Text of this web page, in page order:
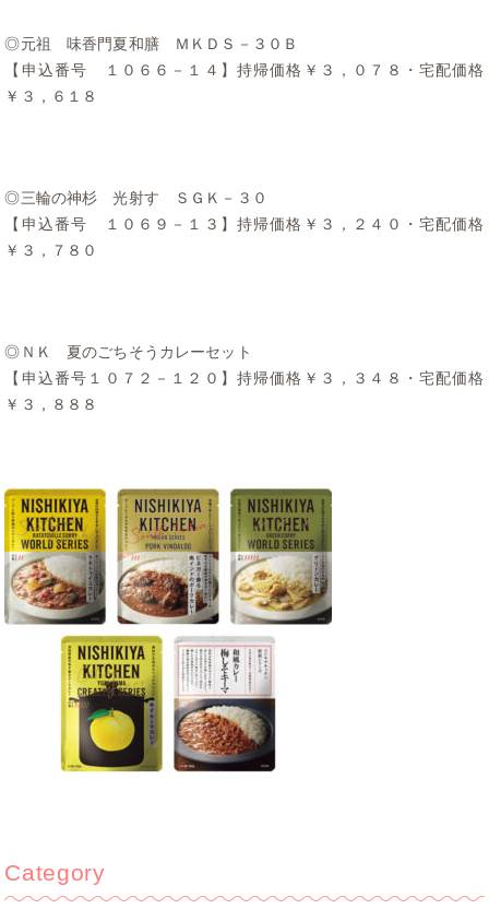
◎元祖 味香門夏和膳 ＭＫＤＳ－３０Ｂ
【申込番号 １０６６－１４】持帰価格￥３，０７８・宅配価格
￥３，６１８
◎三輪の神杉 光射す ＳＧＫ－３０
【申込番号 １０６９－１３】持帰価格￥３，２４０・宅配価格
￥３，７８０
◎ＮＫ 夏のごちそうカレーセット
【申込番号１０７２－１２０】持帰価格￥３，３４８・宅配価格
￥３，８８８
Category